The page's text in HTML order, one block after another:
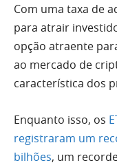
Com uma taxa de
para atrair
opção atraente
ao mercado de
característica dos
Enquanto isso, os
registraram um
bilhões, um